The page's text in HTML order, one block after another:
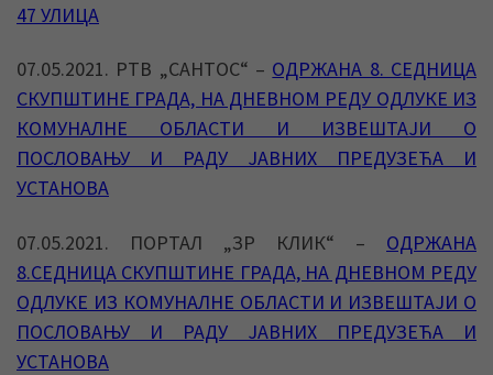
47 УЛИЦА
07.05.2021. РТВ „САНТОС“ – ОДРЖАНА 8. СЕДНИЦА
СКУПШТИНЕ ГРАДА, НА ДНЕВНОМ РЕДУ ОДЛУКЕ ИЗ
КОМУНАЛНЕ ОБЛАСТИ И ИЗВЕШТАЈИ О
ПОСЛОВАЊУ И РАДУ ЈАВНИХ ПРЕДУЗЕЋА И
УСТАНОВА
07.05.2021. ПОРТАЛ „ЗР КЛИК“ – ОДРЖАНА
8.СЕДНИЦА СКУПШТИНЕ ГРАДА, НА ДНЕВНОМ РЕДУ
ОДЛУКЕ ИЗ КОМУНАЛНЕ ОБЛАСТИ И ИЗВЕШТАЈИ О
ПОСЛОВАЊУ И РАДУ ЈАВНИХ ПРЕДУЗЕЋА И
УСТАНОВА